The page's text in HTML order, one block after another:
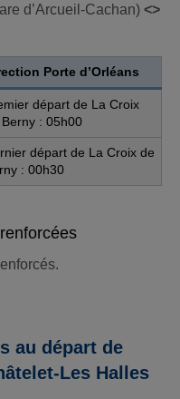
d’Arcueil-Cachan) <>
Porte d’Orléans
départ de La Croix
: 05h00
départ de La Croix de
: 00h30
au départ de
Les Halles